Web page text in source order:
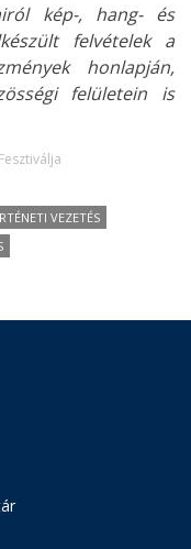
kép-, hang- és
felvételek a
honlapján,
felületein is
VEZETÉS